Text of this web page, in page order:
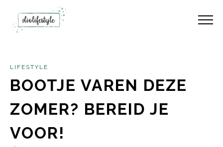
LIFESTYLE
BOOTJE VAREN DEZE
ZOMER? BEREID JE
VOOR!